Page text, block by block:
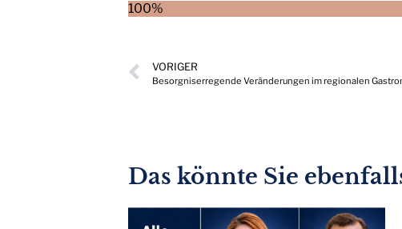
100%
VORIGER
Besorgniserregende Veränderungen im regionalen
Das könnte Sie